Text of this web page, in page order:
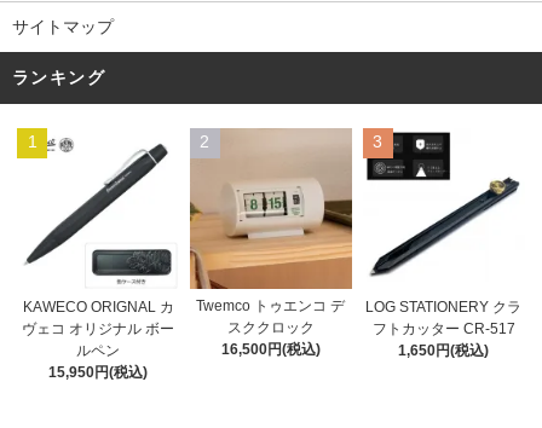
サイトマップ
ランキング
1
KAWECO ORIGNAL カ
ヴェコ オリジナル ボー
ルペン
15,950円(税込)
2
Twemco トゥエンコ デ
スククロック
16,500円(税込)
3
LOG STATIONERY クラ
フトカッター CR-517
1,650円(税込)